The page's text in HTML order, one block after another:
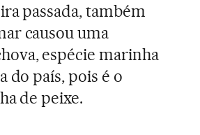
passada, também
causou uma
espécie marinha
do país, pois é o
de peixe.